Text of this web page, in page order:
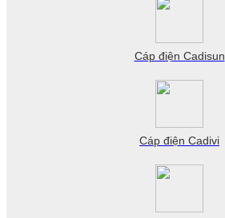
Cáp điện Cadisun
Cáp điện Cadivi